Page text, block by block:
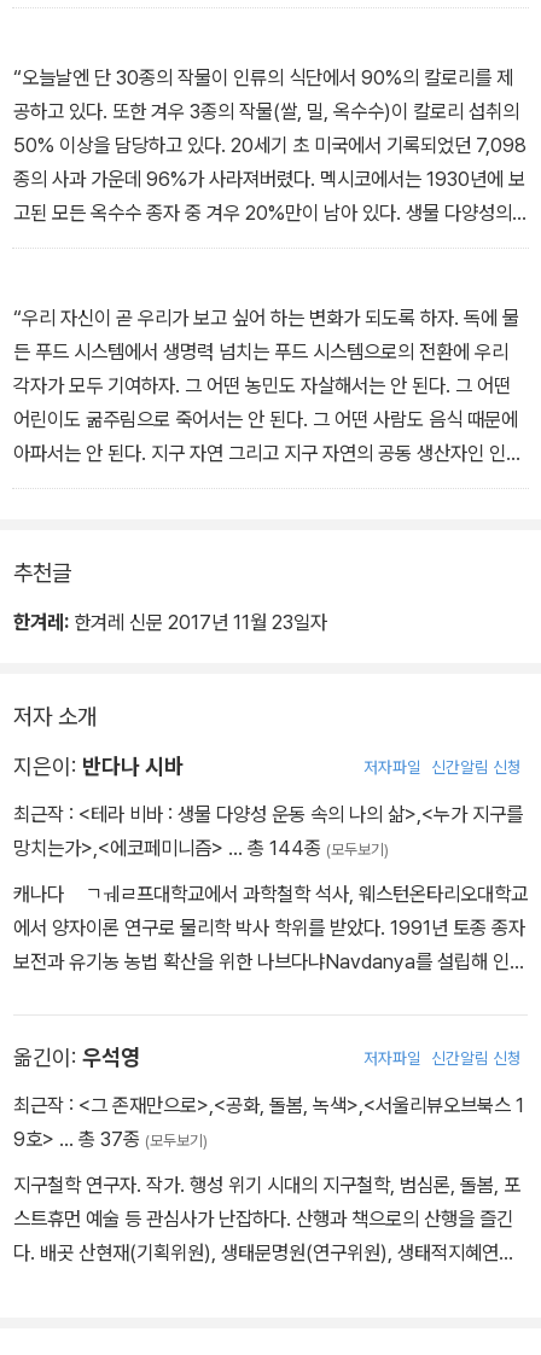
문이다. 음식에 관한 질문은 앞으로 인류가 지구 공동체의 구성원으
를 자멸의 길로 몰아갈 것인지를 묻는 생태적 질문이기도 하다. 음식
에 관한 질문은 또한 우리의 식문화, 우리의 정체성, 그리고 우리의 장
소 감각과 토박이성에 관한 문화적 질문이기도 하다.”
“오늘날엔 단 30종의 작물이 인류의 식단에서 90%의 칼로리를 제
공하고 있다. 또한 겨우 3종의 작물(쌀, 밀, 옥수수)이 칼로리 섭취의
50% 이상을 담당하고 있다. 20세기 초 미국에서 기록되었던 7,098
종의 사과 가운데 96%가 사라져버렸다. 멕시코에서는 1930년에 보
고된 모든 옥수수 종자 중 겨우 20%만이 남아 있다. 생물 다양성의
급속한 붕괴는, 농지를 식량 생산의 그물, 생명의 그물로 인식하지 않
다. 이 공장들은, 한때 전쟁을 위해 고안되었고, 수천 년간 우리의 지
구에서 번성해온 다양한 생물 종들을 파괴하고 있는 화학 물질에 의
존해 운영된다. 생물 다양성이 생태계들의 안정성과 생태학적 기능들
을 강화하는 반면, 유기체 집단?종?유전자의 감소는 전체 유기체 군
집들의 효율성과 회복력을 약화시킨다.”
“우리 자신이 곧 우리가 보고 싶어 하는 변화가 되도록 하자. 독에 물
든 푸드 시스템에서 생명력 넘치는 푸드 시스템으로의 전환에 우리
각자가 모두 기여하자. 그 어떤 농민도 자살해서는 안 된다. 그 어떤
어린이도 굶주림으로 죽어서는 안 된다. 그 어떤 사람도 음식 때문에
아파서는 안 된다. 지구 자연 그리고 지구 자연의 공동 생산자인 인류
는 훌륭하고 건강한 식량을, 전체를 먹일 수 있을 만큼 충분히 공급할
쟁 도구들을 통해서 지구 자연에 전쟁을 선포하는 것이 아니라, 어머
니 지구와 함께 일하며 우리의 토양과 씨앗과 생물 다양성을 보호하
추천글
한겨레: 한겨레 신문 2017년 11월 23일자
저자 소개
지은이: 반다나 시바 저자파일 신간알림 신청
최근작 : <테라 비바 : 생물 다양성 운동 속의 나의 삶> <누가 지구를
망치는가> <에코페미니즘> … 총 144종 (모두보기)
캐나다 ㅤㄱㅞㄹ프대학교에서 과학철학 석사, 웨스턴온타리오대학교
에서 양자이론 연구로 물리학 박사 학위를 받았다. 1991년 토종 종자
보전과 유기농 농법 확산을 위한 나브다냐Navdanya를 설립해 인도
업, 생물 다양성 분야에 막대한 영향을 미치고 있으며, 그의 운동은 세
계인의 지속적인 연대를 이끌고 있다. 유엔의 여러 기구에서 자문을
하며, 스페인 사파테로 전 총리의 과학위원, 부탄의 정부 주도 100퍼
옮긴이: 우석영 저자파일 신간알림 신청
최근작 : <그 존재만으로> <공화, 돌봄, 녹색> <서울리뷰오브북스 1
9호> … 총 37종 (모두보기)
지구철학 연구자. 작가. 행성 위기 시대의 지구철학, 범심론, 돌봄, 포
스트휴먼 예술 등 관심사가 난잡하다. 산행과 책으로의 산행을 즐긴
다. 배곳 산현재(기획위원), 생태문명원(연구위원), 생태적지혜연구